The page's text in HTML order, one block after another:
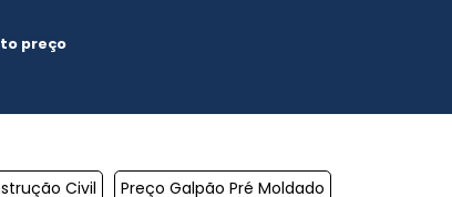
preço
Civil Preço Galpão Pré Moldado